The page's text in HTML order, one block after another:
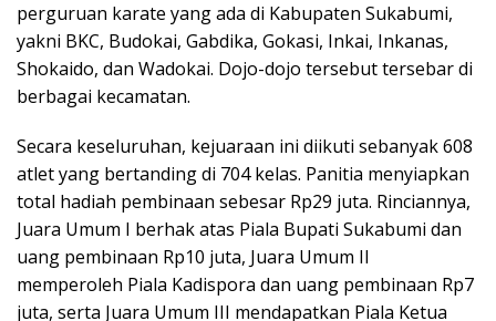
perguruan karate yang ada di Kabupaten Sukabumi,
yakni BKC, Budokai, Gabdika, Gokasi, Inkai, Inkanas,
Shokaido, dan Wadokai. Dojo-dojo tersebut tersebar di
berbagai kecamatan.
Secara keseluruhan, kejuaraan ini diikuti sebanyak 608
atlet yang bertanding di 704 kelas. Panitia menyiapkan
total hadiah pembinaan sebesar Rp29 juta. Rinciannya,
Juara Umum I berhak atas Piala Bupati Sukabumi dan
uang pembinaan Rp10 juta, Juara Umum II
memperoleh Piala Kadispora dan uang pembinaan Rp7
juta, serta Juara Umum III mendapatkan Piala Ketua